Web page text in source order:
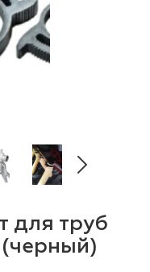
для труб
(черный)